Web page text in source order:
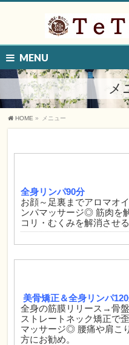
MENU
メ
HOME » メニュー
全身リンパ90
お顔～足裏までアロマオ
ンパマッサージ◎ 筋肉を
コリ・むくみを解消させる
美骨矯正＆全身リン
全身の筋膜リリース→骨
ストレートネック矯正で
マッサージ◎ 腰痛や肩こ
方にお勧め。